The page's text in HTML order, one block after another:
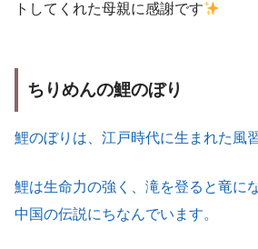
トしてくれた母親に感謝です
ちりめんの鯉のぼり
鯉のぼりは、江戸時代に生まれた風
鯉は生命力の強く、滝を登ると竜に
中国の伝説にちなんでいます。